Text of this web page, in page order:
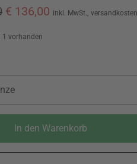
€ 136,00 inkl. MwSt.,
1 vorhanden
In den Warenkorb